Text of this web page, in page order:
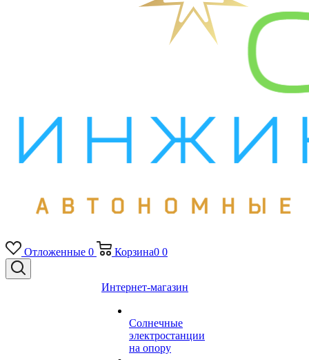
Отложенные 0 Корзина0 0
Интернет-магазин
Солнечные
электростанции
на опору